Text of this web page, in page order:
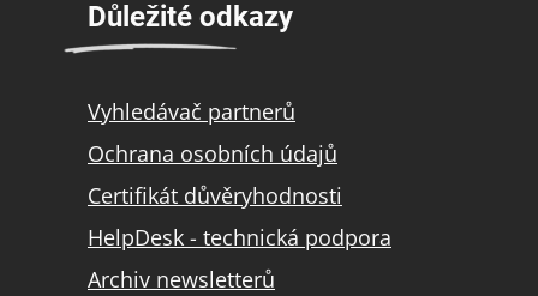
Důležité odkazy
Vyhledávač partnerů
Ochrana osobních údajů
Certifikát důvěryhodnosti
HelpDesk - technická podpora
Archiv newsletterů